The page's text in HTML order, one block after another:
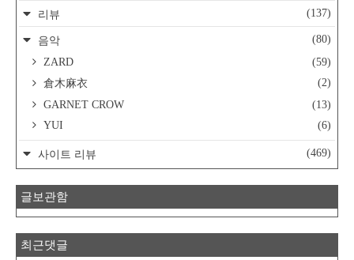
리뷰 (137)
음악
(80)
ZARD
(59)
倉木麻衣
(2)
GARNET CROW
(13)
YUI
(6)
사이트 리뷰 (469)
글보관함
최근댓글